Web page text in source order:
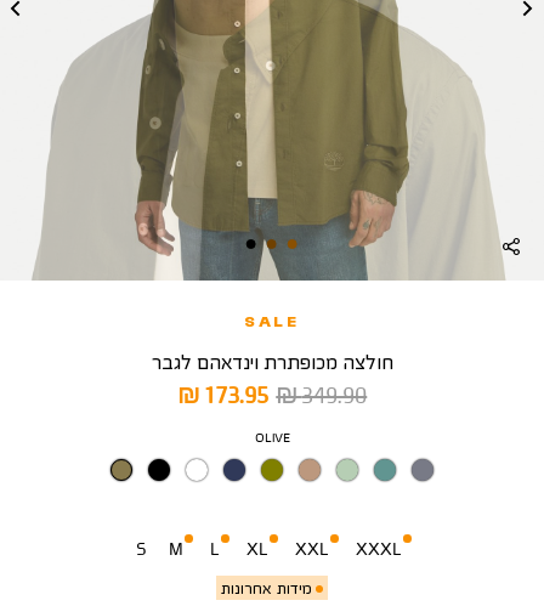
SALE
חולצה מכופתרת וינדאהם לגבר
מחיר
מוצר
173.95 ₪
מחיר
349.90 ₪
צבע
OLIVE
S M
מידות אחרונות
L XL XXL XXXL